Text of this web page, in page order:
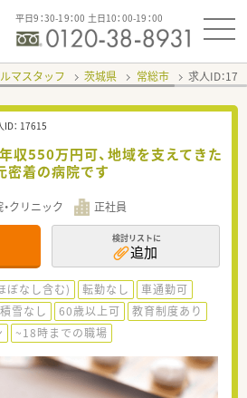
平日9：30-19：00 土日10：00-19：00
マスタッフ 茨城県 常総市 求人ID：
： 17615
収550万円可、地域を支えてきた
密着の病院です
クリニック 正社員
検討リストに
追加
ぼなし含む) 転勤なし
車通勤可
積雪なし 60歳以上可
教育制度あり
~18時までの職場